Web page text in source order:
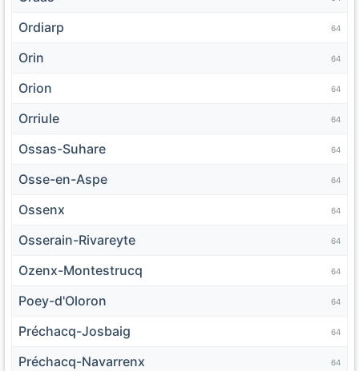
Ordiarp 64
Orin 64
Orion 64
Orriule 64
Ossas-Suhare 64
Osse-en-Aspe 64
Ossenx 64
Osserain-Rivareyte 64
Ozenx-Montestrucq 64
Poey-d'Oloron 64
Préchacq-Josbaig 64
Préchacq-Navarrenx 64